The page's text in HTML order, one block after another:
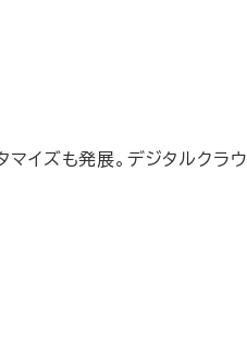
イズも発展。デジタルクラウ